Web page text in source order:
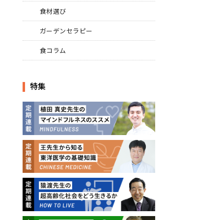
食材選び
ガーデンセラピー
食コラム
特集